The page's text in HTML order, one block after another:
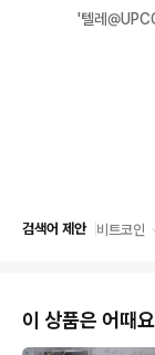
'텔레
검색어 제안 비트코인
이 상품은 어때